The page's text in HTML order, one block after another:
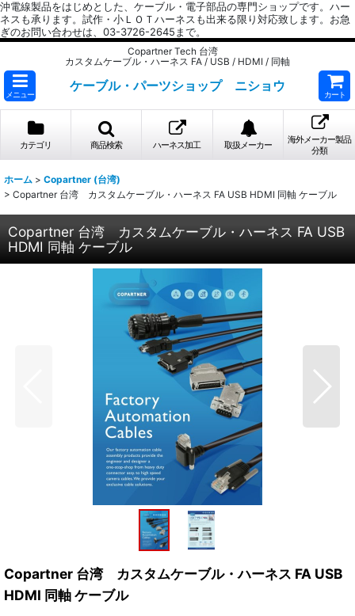
沖電線製品をはじめとした、ケーブル・電子部品の専門ショップです。ハー
ネスも承ります。試作・小ＬＯＴハーネスも出来る限り対応致します。お急
ぎのお問い合わせは、03-3726-2645まで。
Copartner Tech 台湾
カスタムケーブル・ハーネス FA / USB / HDMI / 同軸
メニュー
ケーブル・パーツショップ ニショウ
カート
カテゴリ 商品検索 ハーネス加工 取扱メーカー
海外メーカー製品
分類
ホーム > Copartner (台湾)
> Copartner 台湾 カスタムケーブル・ハーネス FA USB HDMI 同軸 ケーブル
Copartner 台湾 カスタムケーブル・ハーネス FA USB
HDMI 同軸 ケーブル
Copartner 台湾 カスタムケーブル・ハーネス FA USB
HDMI 同軸 ケーブル